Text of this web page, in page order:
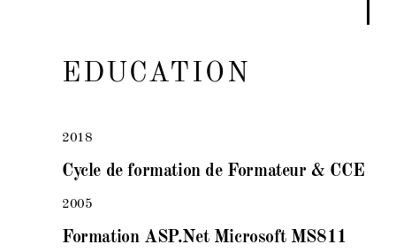
EDUCATION
2018
Cycle de formation de Formateur & CCE
2005
Formation ASP.Net Microsoft MS811